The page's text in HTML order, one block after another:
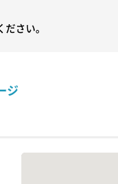
さい。
ジ